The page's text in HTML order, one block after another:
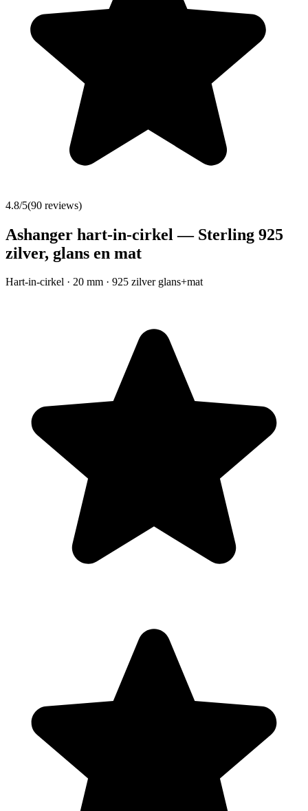
4.8/5(90 reviews)
Ashanger hart-in-cirkel — Sterling 925
zilver, glans en mat
Hart-in-cirkel · 20 mm · 925 zilver glans+mat